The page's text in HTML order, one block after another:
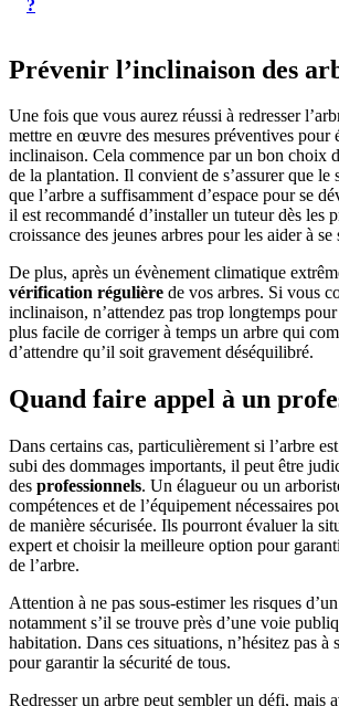
?
Prévenir l’inclinaison des
Une fois que vous aurez réussi à redresser
mettre en œuvre des mesures préventives pour
inclinaison. Cela commence par un bon choix
de la plantation. Il convient de s’assurer que le
que l’arbre a suffisamment d’espace pour se
il est recommandé d’installer un tuteur dès les
croissance des jeunes arbres pour les aider à
De plus, après un évènement climatique
vérification régulière de vos arbres. Si vous
inclinaison, n’attendez pas trop longtemps
plus facile de corriger à temps un arbre qui
d’attendre qu’il soit gravement déséquilibré.
Quand faire appel à un
Dans certains cas, particulièrement si l’arbre
subi des dommages importants, il peut être
des professionnels. Un élagueur ou un
compétences et de l’équipement nécessaires
de manière sécurisée. Ils pourront évaluer la
expert et choisir la meilleure option pour
de l’arbre.
Attention à ne pas sous-estimer les risques
notamment s’il se trouve près d’une voie
habitation. Dans ces situations, n’hésitez pas
pour garantir la sécurité de tous.
Redresser un arbre peut sembler un défi, mais